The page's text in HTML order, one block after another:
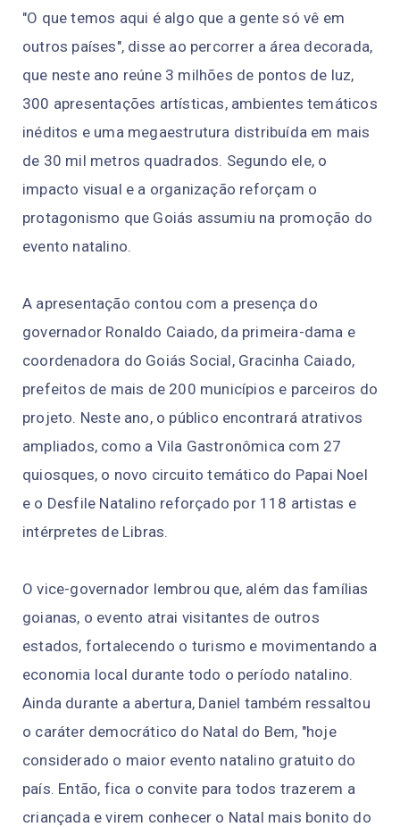
"O que temos aqui é algo que a gente só vê em
outros países", disse ao percorrer a área decorada,
que neste ano reúne 3 milhões de pontos de luz,
300 apresentações artísticas, ambientes temáticos
inéditos e uma megaestrutura distribuída em mais
de 30 mil metros quadrados. Segundo ele, o
impacto visual e a organização reforçam o
protagonismo que Goiás assumiu na promoção do
evento natalino.
A apresentação contou com a presença do
governador Ronaldo Caiado, da primeira-dama e
coordenadora do Goiás Social, Gracinha Caiado,
prefeitos de mais de 200 municípios e parceiros do
projeto. Neste ano, o público encontrará atrativos
ampliados, como a Vila Gastronômica com 27
quiosques, o novo circuito temático do Papai Noel
e o Desfile Natalino reforçado por 118 artistas e
intérpretes de Libras.
O vice-governador lembrou que, além das famílias
goianas, o evento atrai visitantes de outros
estados, fortalecendo o turismo e movimentando a
economia local durante todo o período natalino.
Ainda durante a abertura, Daniel também ressaltou
o caráter democrático do Natal do Bem, "hoje
considerado o maior evento natalino gratuito do
país. Então, fica o convite para todos trazerem a
criançada e virem conhecer o Natal mais bonito do